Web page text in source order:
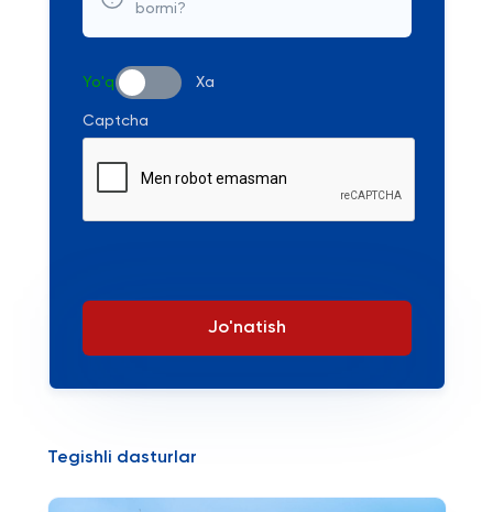
bormi?
Yo'q Xa
Captcha
Jo'natish
Tegishli dasturlar